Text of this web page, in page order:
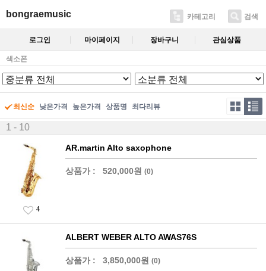
bongraemusic 카테고리 검색
로그인 마이페이지 장바구니 관심상품
색소폰
최신순 낮은가격 높은가격 상품명 최다리뷰
1 - 10
AR.martin Alto saxophone
상품가 : 520,000원 (0)
4
ALBERT WEBER ALTO AWAS76S
상품가 : 3,850,000원 (0)